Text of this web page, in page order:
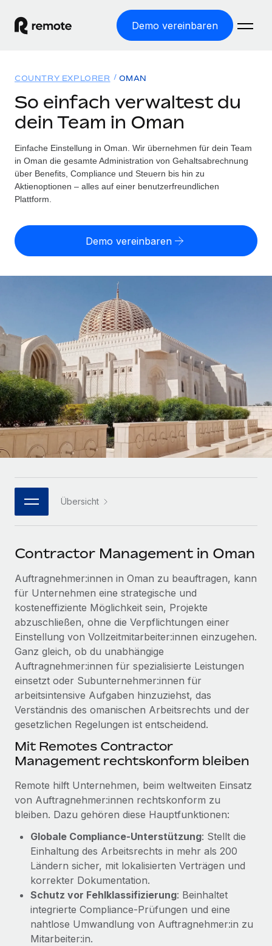
Demo vereinbaren
WELTWEITE BESCHÄFTIGUNG
Globale Payroll
Einfache, rechtssicher Payroll
Employer of Record
Weltweites Wachstum ohne Kosten für Niederlassungen
Contractor of Record
Rechtssichere, weltweite Arbeit mit Freelancer:innen
Globales Onboarding und Verwalten von
Auslagern von komplexen HR-Aufgaben
INFRASTRUKTUR
Remote Embedded
Nahtlose Integration der HR in bestehende Abläufe
Plattform
Integrierte HR-Kernfunktionen für dein Team
MCP
Integrationen
Tools
DIENSTLEISTUNGEN
Frag unsere Expert:innen
Hilfe von Expert:innen für globale HR & Compliance
Background-Checks
Einfacheres Bewerber:innen-Screening
Compliance Watchtower
Lückenlose Compliance
Geräteverwaltung
Globale Bereitstellung und Verfolgung von IT-
Geräten
Gründung von Niederlassungen
Schnelle, rechtssichere Gründung von
Mobilität und Relocation
Mühelose Relocation von Mitarbeiter:innen
Benefits
Mühelose Verwaltung von Benefits
Lösungen
WELTWEITE ABDECKUNG
Country Explorer
Länderspezifische Unterstützung bei der Einstellung
Einfache Einstellung in allen US-Bundesstaaten
WACHSTUMSPHASE
Startups
Agile HR- und Payroll-Lösungen für wachsende
Unternehmen
Mittelstand
Maßgeschneiderte HR-Lösungen, um Teams zu
vergrößern
Enterprise
Globale HR für Konzerne und Großunternehmen
PARTNER WERDEN
Flexible Einbettung von Global-HR-Funktionen in deine
Entdecke die Möglichkeiten einer Partnerschaft
Remote Build
Demnächst verfügbar
Beratung zu Integrationen und KI-Automatisierung
FALLSTUDIEN
So hat der KI-Vorreiter Weaviate sein Team mit
Remote um 120 % vergrößert
Open-Source-Infrastrukturen. Das...
Mehr erfahren
Strategische Partnerschaft zwischen
Reverse Tech und Remote für Contractor
Management und Payroll
Reverse Tech auf einen Blick Das Gesundheits- und
Wellness-Startup Reverse Tech hat das globale...
Mehr erfahren
Ressourcen
TOOLS UND RECHNER
Scheinselbstständigkeitsrisiko berechnen
Personalkostenrechner
Gesamtbeschäftigungskosten
Honorarzahlungen berechnen
Informationen zu möglichen Währungen und
Abwicklungsfristen für globale Freelancer:innen
LERNEN MIT REMOTE
Forschung und Leitfäden
Fallstudien
HR-Glossar
Bibliothek für Stellenbeschreibungen
Webinare
Events
Newsroom
Informationen zu Gehältern und Qualifikationen
Insights Center
Hol dir Unterstützung
Alle Ressourcen anzeigen
BLOG
EOR und PEO
Contractor Management
Steuern
Den Blog erkunden
BLOG
Neues zu Remote-Produkten: Integration mit
Gusto und Zero und Contractor Management
Plus
Preise
Deutsch
Español
Italiano
Português (Portugal)
한국어
Anmelden
COUNTRY EXPLORER OMAN
So einfach verwaltest du
dein Team in Oman
Einfache Einstellung in Oman. Wir übernehmen für dein Team
in Oman die gesamte Administration von Gehaltsabrechnung
über Benefits, Compliance und Steuern bis hin zu
Aktienoptionen – alles auf einer benutzerfreundlichen
Plattform.
Demo vereinbaren
Übersicht
Contractor Management in Oman
Auftragnehmer:innen in Oman zu beauftragen, kann
für Unternehmen eine strategische und
kosteneffiziente Möglichkeit sein, Projekte
abzuschließen, ohne die Verpflichtungen einer
Einstellung von Vollzeitmitarbeiter:innen einzugehen.
Ganz gleich, ob du unabhängige
Auftragnehmer:innen für spezialisierte Leistungen
einsetzt oder Subunternehmer:innen für
arbeitsintensive Aufgaben hinzuziehst, das
Verständnis des omanischen Arbeitsrechts und der
gesetzlichen Regelungen ist entscheidend.
Mit Remotes Contractor
Management rechtskonform bleiben
Remote hilft Unternehmen, beim weltweiten Einsatz
von Auftragnehmer:innen rechtskonform zu
bleiben. Dazu gehören diese Hauptfunktionen:
Globale Compliance-Unterstützung: Stellt die
Einhaltung des Arbeitsrechts in mehr als 200
Ländern sicher, mit lokalisierten Verträgen und
korrekter Dokumentation.
Schutz vor Fehlklassifizierung: Beinhaltet
integrierte Compliance‑Prüfungen und eine
nahtlose Umwandlung von Auftragnehmer:in zu
Mitarbeiter:in.